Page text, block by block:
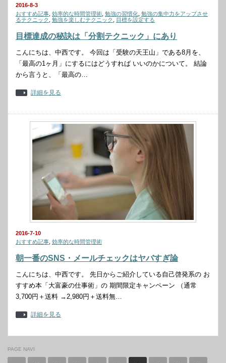
2016-8-3
おすすめ記事 効率的な時間管理術 勉強の習慣化 勉強の集中力をアップさせ
るテクニック
勉強を楽しむテクニック 目標を設定する
目標達成の秘訣は「分割テクニック」にあり
こんにちは、中西です。 今回は「受験の天王山」である8月を、
「最高の1ヶ月」にするにはどうすれば いいのかについて。 結論
から言うと、「最高の…
詳細を見る
2016-7-10
おすすめ記事 効率的な時間管理術
朝一番のSNS・メールチェックはヤバすぎ論
こんにちは、中西です。 先日からご紹介している自己啓発系の お
すすめ本「大富豪の仕事術」の 期間限定キャンペーン （通常
3,700円＋送料 →2,980円＋送料無…
詳細を見る
PAGE NAVI